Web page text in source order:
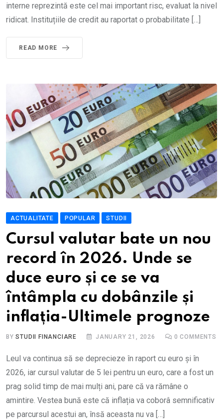
interne reprezintă este cel mai important risc, evaluat la nivel
ridicat. Instituțiile de credit au raportat o probabilitate […]
READ MORE
ACTUALITATE POPULAR STUDII
Cursul valutar bate un nou
record în 2026. Unde se
duce euro și ce se va
întâmpla cu dobânzile și
inflația-Ultimele prognoze
BYSTUDII FINANCIARE JANUARY 21, 2026 0 COMMENTS
Leul va continua să se deprecieze în raport cu euro și în
2026, iar cursul valutar de 5 lei pentru un euro, care a fost un
prag solid timp de mai mulți ani, pare că va rămâne o
amintire. Vestea bună este că inflația va coborâ semnificativ
pe parcursul acestui an, însă aceasta nu va […]